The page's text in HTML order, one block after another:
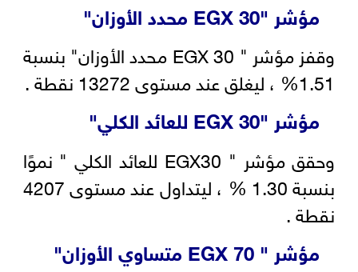
مؤشر "EGX 30 محدد الأوزان"
وقفز مؤشر " EGX 30 محدد الأوزان" بنسبة
1.51% ، ليغلق عند مستوى 13272 نقطة .
مؤشر "EGX 30 للعائد الكلي"
وحقق مؤشر " EGX30 للعائد الكلي " نموًا
بنسبة 1.30 % ، ليتداول عند مستوى 4207
نقطة .
مؤشر " متساوي الأوزان"